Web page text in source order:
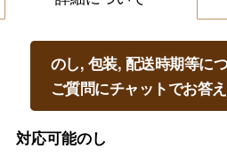
のし, 包装, 配送時期等に
ご質問にチャットでお答え
対応可能のし